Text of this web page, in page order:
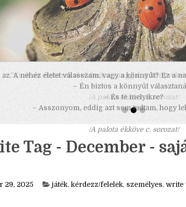
az. A nehéz életet válasszam, vagy a könnyűt? Ez a
– Én biztos a könnyűt
– És te melyikre?
– Asszonyom, eddig azt sem tudtam, hogy
/A palota ékköve c. sorozat/
Tag - December -